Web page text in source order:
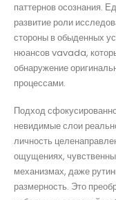
паттернов осознания.
развитие роли
стороны в обыденных
нюансов vavada,
обнаружение
процессами.
Подход
невидимые слои
личность
ощущениях,
механизмах, даже
размерность. Это